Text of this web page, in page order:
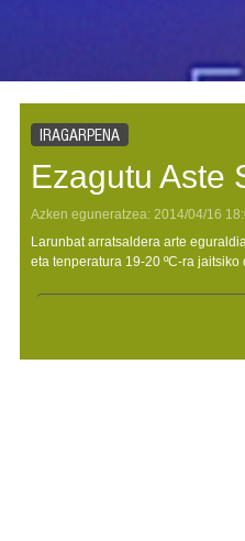
IRAGARPENA
Ezagutu Aste
Azken eguneratzea: 2014/04/16
Larunbat arratsaldera arte
eta tenperatura 19-20 ºC-ra